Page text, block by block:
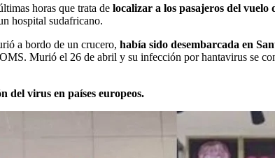
horas que trata de localizar a los pasajeros del vuelo
hospital sudafricano.
a bordo de un crucero, había sido desembarcada en
Murió el 26 de abril y su infección por hantavirus se
del virus en países europeos.